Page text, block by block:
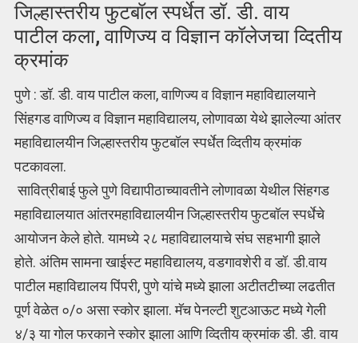
जिल्हास्तरीय फुटबॉल स्पर्धेत डॉ. डी. वाय
पाटील कला, वाणिज्य व विज्ञान कॉलेजचा व्दितीय
क्रमांक
पुणे : डॉ. डी. वाय पाटील कला, वाणिज्य व विज्ञान महाविद्यालयाने
सिंहगड वाणिज्य व विज्ञान महाविद्यालय, लोणावळा येथे झालेल्या आंतर
महाविद्यालयीन जिल्हास्तरीय फुटबॉल स्पर्धेत व्दितीय क्रमांक
पटकावला.
सावित्रीबाई फुले पुणे विद्यापीठाच्यावतीने लोणावळा येथील सिंहगड
महाविद्यालयात आंतरमहाविद्यालयीन जिल्हास्तरीय फुटबॉल स्पर्धेचे
आयोजन केले होते. यामध्ये २८ महाविद्यालयाचे संघ सहभागी झाले
होते. अंतिम सामना खाईस्ट महाविद्यालय, वडगावशेरी व डॉ. डी.वाय
पाटील महाविद्यालय पिंपरी, पुणे यांचे मध्ये झाला अटीतटीच्या लढतीत
पूर्ण वेळेत ०/० असा स्कोर झाला. मॅच पेनल्टी शुटआऊट मध्ये गेली
४/३ या गोल फरकाने स्कोर झाला आणि व्दितीय क्रमांक डी. डी. वाय